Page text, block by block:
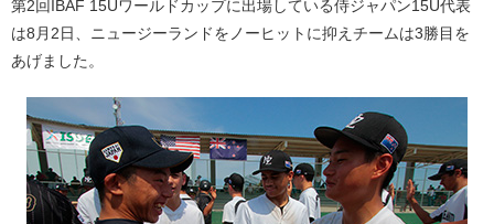
第2回IBAF 15Uワールドカップに出場している侍ジャパン15U代表
は8月2日、ニュージーランドをノーヒットに抑えチームは3勝目を
あげました。